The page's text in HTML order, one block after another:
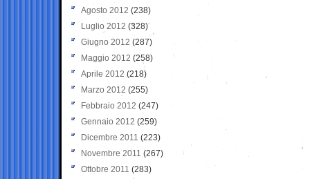
Agosto 2012 (238)
Luglio 2012 (328)
Giugno 2012 (287)
Maggio 2012 (258)
Aprile 2012 (218)
Marzo 2012 (255)
Febbraio 2012 (247)
Gennaio 2012 (259)
Dicembre 2011 (223)
Novembre 2011 (267)
Ottobre 2011 (283)